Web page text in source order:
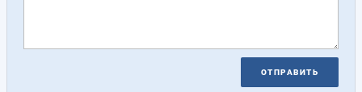
ОТПРАВИТЬ